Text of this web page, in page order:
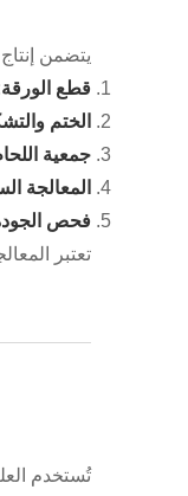
يتضمن
قطع
الختم
جمعية
المعالجة
فحص
تعتبر
تُستخدم